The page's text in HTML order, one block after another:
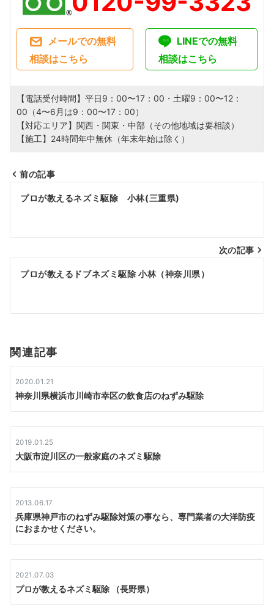
メールでの無料
相談はこちら
LINEでの無料
相談はこちら
【電話受付時間】平日9：00〜17：00・土曜9：00〜12：
00（4〜6月は9：00〜17：00）
【対応エリア】関西・関東・中部（その他地域は要相談）
【施工】24時間年中無休（年末年始は除く）
投
ナ
ビ
ョ
ン
前の記事
プロが教えるネズミ駆除 小林(三重県)
次の記事
プロが教えるドブネズミ駆除 小林（神奈川県）
関連記事
2020.01.21
神奈川県横浜市川崎市幸区の飲食店のねずみ駆除
2019.01.25
大阪市淀川区の一般家庭のネズミ駆除
2013.06.17
兵庫県神戸市のねずみ駆除対策の事なら、専門業者の大洋防疫
におまかせください。
2021.07.03
プロが教えるネズミ駆除 （長野県）